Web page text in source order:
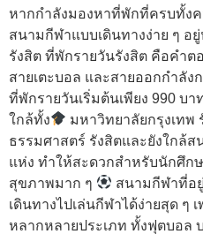
หากกำลังมองหาที่พักที่ครบทั้ง
สนามกีฬาแบบเดินทางง่าย ๆ อ
รังสิต ที่พักรายวันรังสิต คือคำต
สายเตะบอล และสายออกกำลัง
ที่พักรายวันเริ่มต้นเพียง 990 บ
ใกล้ทั้ง
มหาวิทยาลัยกรุงเทพ
ธรรมศาสตร์ รังสิตและยังใกล้
แห่ง ทำให้สะดวกสำหรับนักศึก
สุขภาพมาก ๆ
สนามกีฬาที่อ
เดินทางไปเล่นกีฬาได้ง่ายสุด ๆ
หลากหลายประเภท ทั้งฟุตบอล